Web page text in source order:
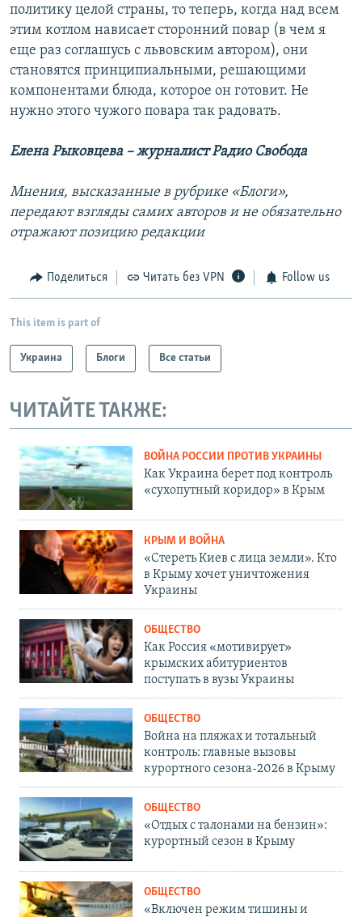
политику целой страны, то теперь, когда над всем
этим котлом нависает сторонний повар (в чем я
еще раз соглашусь с львовским автором), они
становятся принципиальными, решающими
компонентами блюда, которое он готовит. Не
нужно этого чужого повара так радовать.
Елена Рыковцева – журналист Радио Свобода
Мнения, высказанные в рубрике «Блоги»,
передают взгляды самих авторов и не обязательно
отражают позицию редакции
Поделиться Читать без VPN Follow us
This item is part of
Украина Блоги Все статьи
ЧИТАЙТЕ ТАКЖЕ:
ВОЙНА РОССИИ ПРОТИВ УКРАИНЫ
Как Украина берет под контроль
«сухопутный коридор» в Крым
КРЫМ И ВОЙНА
«Стереть Киев с лица земли». Кто
в Крыму хочет уничтожения
Украины
ОБЩЕСТВО
Как Россия «мотивирует»
крымских абитуриентов
поступать в вузы Украины
ОБЩЕСТВО
Война на пляжах и тотальный
контроль: главные вызовы
курортного сезона-2026 в Крыму
ОБЩЕСТВО
«Отдых с талонами на бензин»:
курортный сезон в Крыму
ОБЩЕСТВО
«Включен режим тишины и